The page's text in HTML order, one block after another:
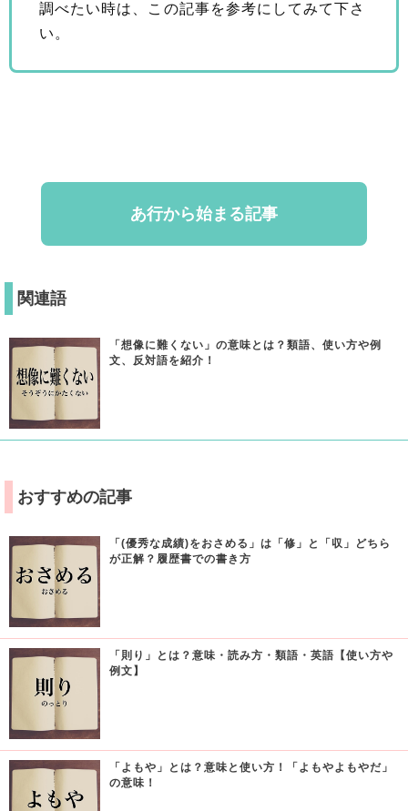
調べたい時は、この記事を参考にしてみて下さ
い。
あ行から始まる記事
関連語
「想像に難くない」の意味とは？類語、使い方や例
文、反対語を紹介！
おすすめの記事
「(優秀な成績)をおさめる」は「修」と「収」どちら
が正解？履歴書での書き方
「則り」とは？意味・読み方・類語・英語【使い方や
例文】
「よもや」とは？意味と使い方！「よもやよもやだ」
の意味！